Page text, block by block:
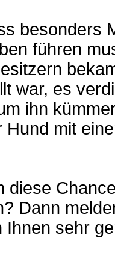
besonders
führen
war, es
ihn
Hund mit
diese
Dann
Ihnen sehr